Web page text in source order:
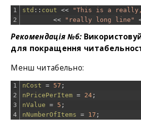
1
2
std :: cout <<
"This is a
<<
"really long line"
Рекомендація №6:
для покращення
Менш читабельно:
1
2
3
4
nCost = 57 ;
nPricePerItem = 24 ;
nValue
= 5 ;
nNumberOfItems
= 17 ;